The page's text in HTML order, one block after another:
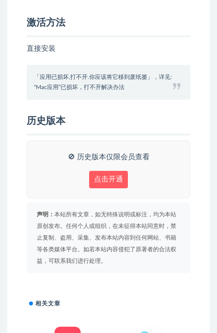
激活方法
直接安装
「应用已损坏,打不开.你应该将它移到废纸篓」，详见:
“Mac应用”已损坏，打不开解决办法
历史版本
🚫 历史版本仅限会员查看
点击开通
声明： 本站所有文章，如无特殊说明或标注，均为本站
原创发布。任何个人或组织，在未征得本站同意时，禁
止复制、盗用、采集、发布本站内容到任何网站、书籍
等各类媒体平台。如若本站内容侵犯了原著者的合法权
益，可联系我们进行处理。
相关文章